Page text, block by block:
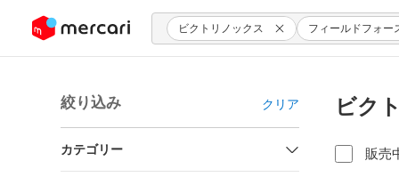
ツにスキップ ビクトリノックス フィールドフォー
絞り込み クリア
カテゴリー
ビク
販売